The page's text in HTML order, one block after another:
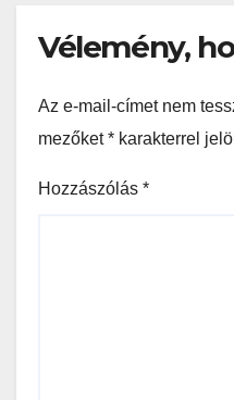
Vélemény,
Az e-mail-címet nem
mezőket* karakterrel
Hozzászólás *